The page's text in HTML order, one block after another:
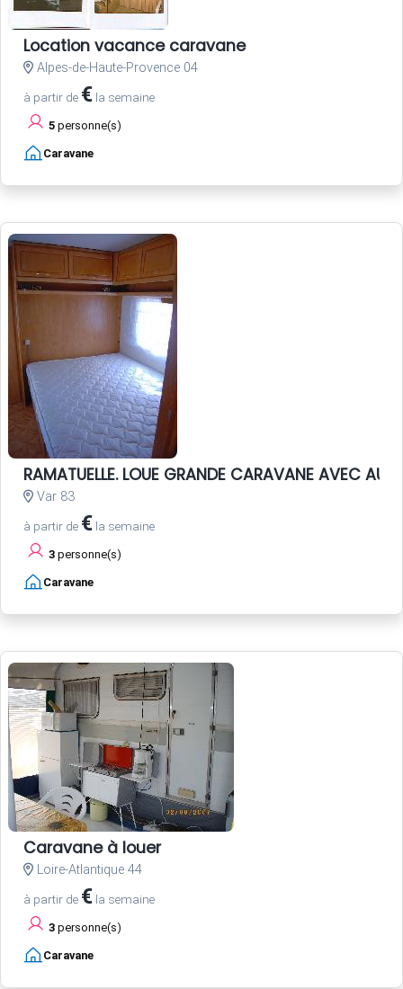
Location vacance caravane
Alpes-de-Haute-Provence 04
à partir de € la semaine
5 personne(s)
Caravane
RAMATUELLE. LOUE GRANDE CARAVANE AVEC
Var 83
à partir de € la semaine
3 personne(s)
Caravane
Caravane à louer
Loire-Atlantique 44
à partir de € la semaine
3 personne(s)
Caravane